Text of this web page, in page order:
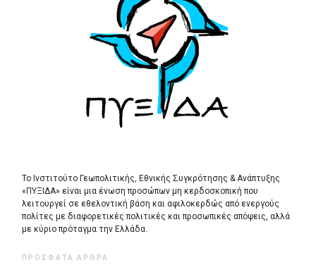
Το Ινστιτούτο Γεωπολιτικής, Εθνικής Συγκρότησης & Ανάπτυξης
«ΠΥΞΙΔΑ» είναι μια ένωση προσώπων μη κερδοσκοπική που
λειτουργεί σε εθελοντική βάση και αφιλοκερδώς από ενεργούς
πολίτες με διαφορετικές πολιτικές και προσωπικές απόψεις, αλλά
με κύριο πρόταγμα την Ελλάδα.
ΠΡΌΣΦΑΤΑ ΆΡΘΡΑ